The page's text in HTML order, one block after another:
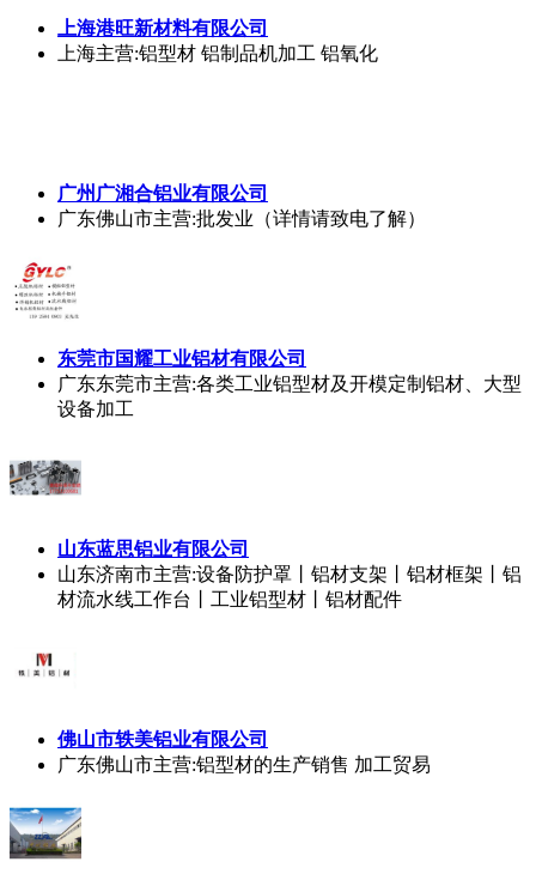
上海港旺新材料有限公司
上海主营:铝型材 铝制品机加工 铝氧化
广州广湘合铝业有限公司
广东佛山市主营:批发业（详情请致电了解）
东莞市国耀工业铝材有限公司
广东东莞市主营:各类工业铝型材及开模定制铝材、大型
设备加工
山东蓝思铝业有限公司
山东济南市主营:设备防护罩丨铝材支架丨铝材框架丨铝
材流水线工作台丨工业铝型材丨铝材配件
佛山市轶美铝业有限公司
广东佛山市主营:铝型材的生产销售 加工贸易